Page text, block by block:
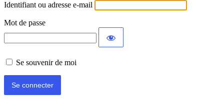
Identifiant ou adresse e-mail
Mot de passe
Se souvenir de moi